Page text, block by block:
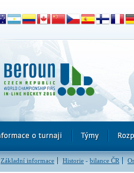
Základní informace Historie - bilance ČR